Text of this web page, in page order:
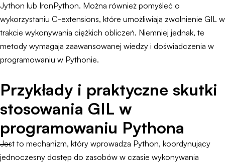
Jython lub IronPython. Można również pomyśleć o
wykorzystaniu C-extensions, które umożliwiają zwolnienie GIL w
trakcie wykonywania ciężkich obliczeń. Niemniej jednak, te
metody wymagają zaawansowanej wiedzy i doświadczenia w
programowaniu w Pythonie.
Przykłady i praktyczne skutki
stosowania GIL w
programowaniu Pythona
Jest to mechanizm, który wprowadza Python, koordynujący
jednoczesny dostęp do zasobów w czasie wykonywania